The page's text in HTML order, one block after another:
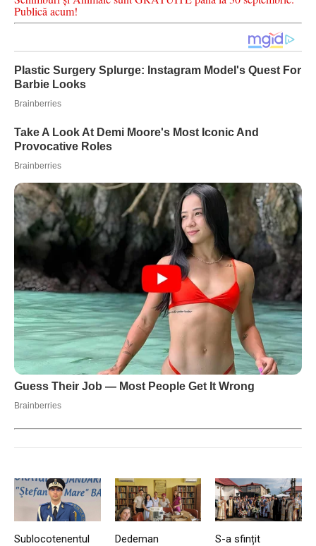
Publică acum!
Sublocotenentul
Dedeman
S-a sfințit